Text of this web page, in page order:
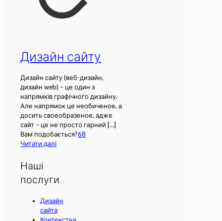
Дизайн сайту
Дизайн сайту (веб-дизайн,
дизайн web) – це один з
напрямків графічного дизайну.
Але напрямок це необиченое, а
досить своеобразеное, адже
сайт – це не просто гарний […]
Вам подобається?68
Читати далі
Наші
послуги
Дизайн
сайта
Контекстна